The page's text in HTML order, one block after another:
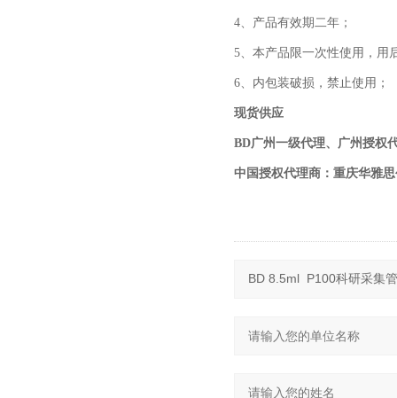
4、产品有效期二年；
5、本产品限一次性使用，用
6、内包装破损，禁止使用；
现货供应
BD广州一级代理、广州授权
中国授权代理商：重庆华雅